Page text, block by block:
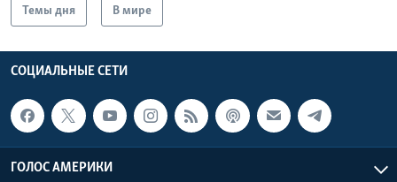
Темы дня В мире
СОЦИАЛЬНЫЕ СЕТИ
ГОЛОС АМЕРИКИ